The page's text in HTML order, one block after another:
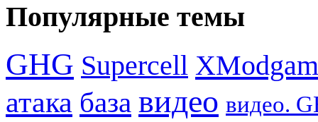
Популярные темы
GHG Supercell
атака база видео видео.